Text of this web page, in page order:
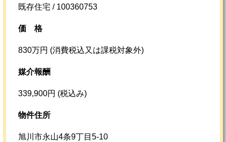
既存住宅 / 100360753
価格
830万円 (消費税込又は課税対象外)
媒介報酬
339,900円 (税込み)
物件住所
旭川市永山4条9丁目5-10